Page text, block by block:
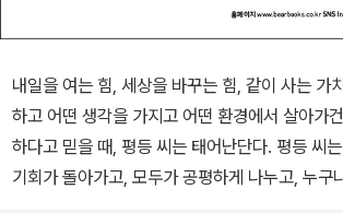
내일을 여는 힘, 세상을 바꾸는 힘, 같이 사는 가치, 평등! 어떤 모습을
하고 어떤 생각을 가지고 어떤 환경에서 살아가건 사람은 모두 소중
하다고 믿을 때, 평등 씨는 태어난단다. 평등 씨는 누구에게나 고르게
기회가 돌아가고, 모두가 공평하게 나누고, 누구나 똑같이 존중받는